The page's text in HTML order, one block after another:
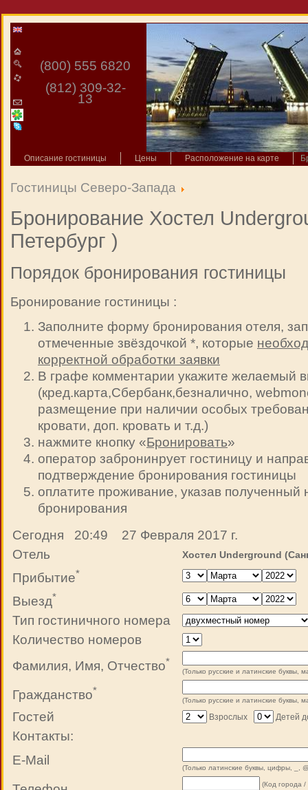
(800) 555 6820
(812) 309-32-
13
Описание гостиницы Цены Расположение на карте
Гостиницы Северо-Запада
Бронирование Хостел
Петербург )
Порядок бронирования гостиницы
Бронирование гостиницы :
Заполните форму бронирования отеля,
отмеченные звёздочкой *, которые
корректной обработки заявки
В графе комментарии укажите желаемый
(кред.карта,Сбербанк,безналично,
размещение при наличии особых
кровати, доп. кровать и т.д.)
нажмите кнопку «Бронировать»
оператор забронинрует гостиницу и
подтверждение бронирования гостиницы
оплатите проживание, указав
бронирования
Сегодня 20:49 27 Февраля 2017 г.
Отель
Хостел Underground
Прибытие*
Выезд*
Тип гостиничного номера
Количество номеров
Фамилия, Имя, Отчество*
(Только русские и латинские буквы,
Гражданство*
(Только русские и латинские буквы,
Гостей Взрослых Детей
Контакты:
E-Mail
(Только латинские буквы, цифры, _,
(Код города